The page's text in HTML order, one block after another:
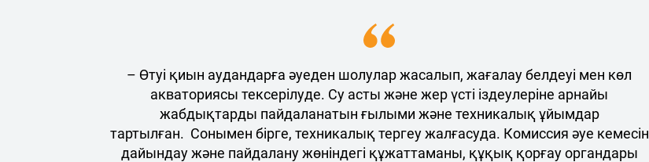
– Өтуі қиын аудандарға әуеден шолулар жасалып, жағалау белдеуі мен көл
акваториясы тексерілуде. Су асты және жер үсті іздеулеріне арнайы
жабдықтарды пайдаланатын ғылыми және техникалық ұйымдар
тартылған. Сонымен бірге, техникалық тергеу жалғасуда. Комиссия әуе кемесін
дайындау және пайдалану жөніндегі құжаттаманы, құқық қорғау органдары